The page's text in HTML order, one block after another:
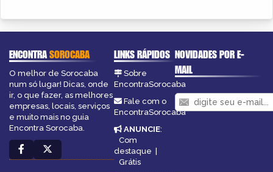
ENCONTRASOROCABA
O melhor de Sorocaba
num só lugar! Dicas, onde
ir, o que fazer, as melhores
empresas, locais, serviços
e muito mais no guia
Encontra Sorocaba.
LINKS RÁPIDOS
Sobre
EncontraSorocaba
Fale com o
EncontraSorocaba
ANUNCIE:
Com
destaque |
Grátis
NOVIDADES POR E-
MAIL